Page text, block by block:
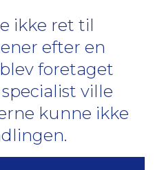
ikke ret til
efter en
foretaget
ville
kunne ikke